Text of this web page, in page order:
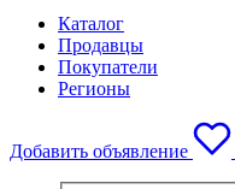
Каталог
Продавцы
Покупатели
Регионы
Добавить объявление